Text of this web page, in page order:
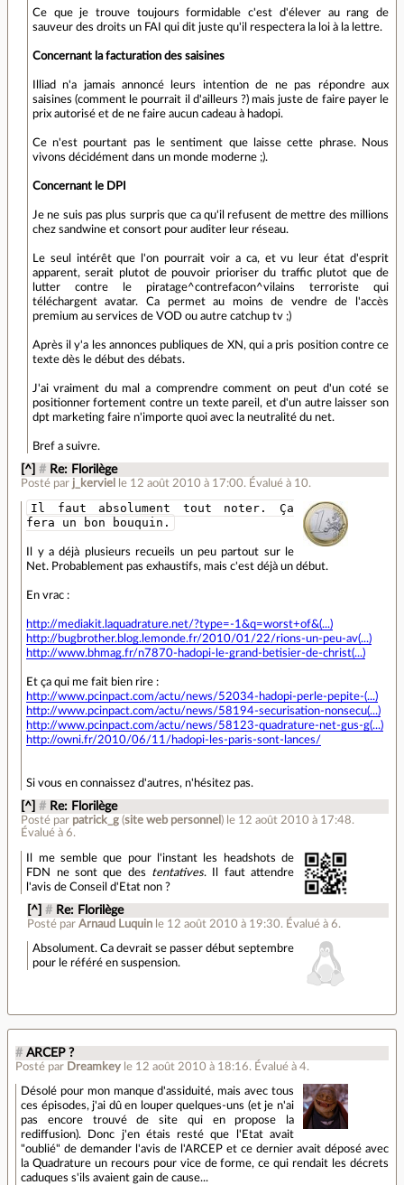
Ce que je trouve toujours formidable c'est d'élever au rang de
sauveur des droits un FAI qui dit juste qu'il respectera la loi à la lettre.
Concernant la facturation des saisines
Illiad n'a jamais annoncé leurs intention de ne pas répondre aux
saisines (comment le pourrait il d'ailleurs ?) mais juste de faire payer le
prix autorisé et de ne faire aucun cadeau à hadopi.
Ce n'est pourtant pas le sentiment que laisse cette phrase. Nous
vivons décidément dans un monde moderne ;).
Concernant le DPI
Je ne suis pas plus surpris que ca qu'il refusent de mettre des millions
chez sandwine et consort pour auditer leur réseau.
Le seul intérêt que l'on pourrait voir a ca, et vu leur état d'esprit
apparent, serait plutot de pouvoir prioriser du traffic plutot que de
lutter contre le piratage^contrefacon^vilains terroriste qui
téléchargent avatar. Ca permet au moins de vendre de l'accès
premium au services de VOD ou autre catchup tv ;)
Après il y'a les annonces publiques de XN, qui a pris position contre ce
texte dès le début des débats.
J'ai vraiment du mal a comprendre comment on peut d'un coté se
positionner fortement contre un texte pareil, et d'un autre laisser son
dpt marketing faire n'importe quoi avec la neutralité du net.
Bref a suivre.
[^] # Re: Florilège
Posté par j_kerviel le 12 août 2010 à 17:00. Évalué à 10.
Il faut absolument tout noter. Ça
fera un bon bouquin.
Il y a déjà plusieurs recueils un peu partout sur le
Net. Probablement pas exhaustifs, mais c'est déjà un début.
En vrac :
http://mediakit.laquadrature.net/?type=-1&q=worst+of&(...)
http://bugbrother.blog.lemonde.fr/2010/01/22/rions-un-peu-av(...)
http://www.bhmag.fr/n7870-hadopi-le-grand-betisier-de-christ(...)
Et ça qui me fait bien rire :
http://www.pcinpact.com/actu/news/52034-hadopi-perle-pepite-(...)
http://www.pcinpact.com/actu/news/58194-securisation-nonsecu(...)
http://www.pcinpact.com/actu/news/58123-quadrature-net-gus-g(...)
http://owni.fr/2010/06/11/hadopi-les-paris-sont-lances/
Si vous en connaissez d'autres, n'hésitez pas.
[^] # Re: Florilège
Posté par patrick_g (site web personnel ) le 12 août 2010 à 17:48.
Évalué à6.
Il me semble que pour l'instant les headshots de
FDN ne sont que des tentatives. Il faut attendre
l'avis de Conseil d'Etat non ?
[^] # Re: Florilège
Posté par Arnaud Luquin le 12 août 2010 à 19:30. Évalué à 6.
Absolument. Ca devrait se passer début septembre
pour le référé en suspension.
# ARCEP ?
Posté par Dreamkey le 12 août 2010 à 18:16. Évalué à 4.
Désolé pour mon manque d'assiduité, mais avec tous
ces épisodes, j'ai dû en louper quelques-uns (et je n'ai
pas encore trouvé de site qui en propose la
rediffusion). Donc j'en étais resté que l'Etat avait
"oublié" de demander l'avis de l'ARCEP et ce dernier avait déposé avec
la Quadrature un recours pour vice de forme, ce qui rendait les décrets
caduques s'ils avaient gain de cause...